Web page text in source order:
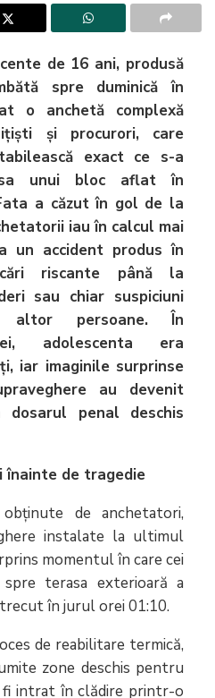
de 16 ani, produsă
spre duminică în
o anchetă complexă
și procurori, care
exact ce s-a
unui bloc aflat în
a căzut în gol de la
iau în calcul mai
un accident produs în
riscante până la
sau chiar suspiciuni
altor persoane. În
adolescenta era
iar imaginile surprinse
au devenit
penal deschis
înainte de tragedie
de anchetatori,
instalate la ultimul
momentul în care cei
terasa exterioară a
în jurul orei 01:10.
de reabilitare termică,
zone deschis pentru
fi intrat în clădire printr-o